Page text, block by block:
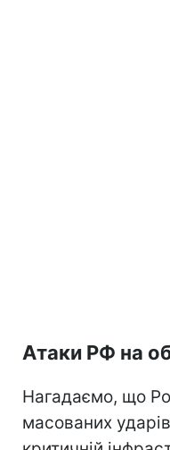
Атаки РФ на
Нагадаємо, що
масованих